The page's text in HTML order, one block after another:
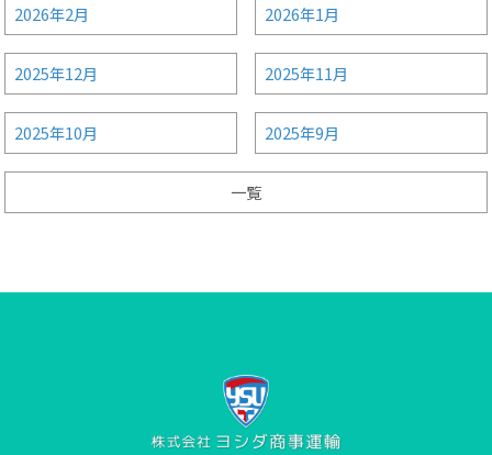
2026年2月 2026年1月
2025年12月 2025年11月
2025年10月 2025年9月
一覧